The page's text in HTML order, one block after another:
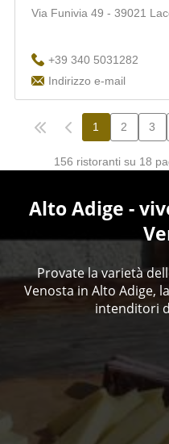
Alto Adige -
Provate la varietà
Venosta in Alto Adige,
intenditori